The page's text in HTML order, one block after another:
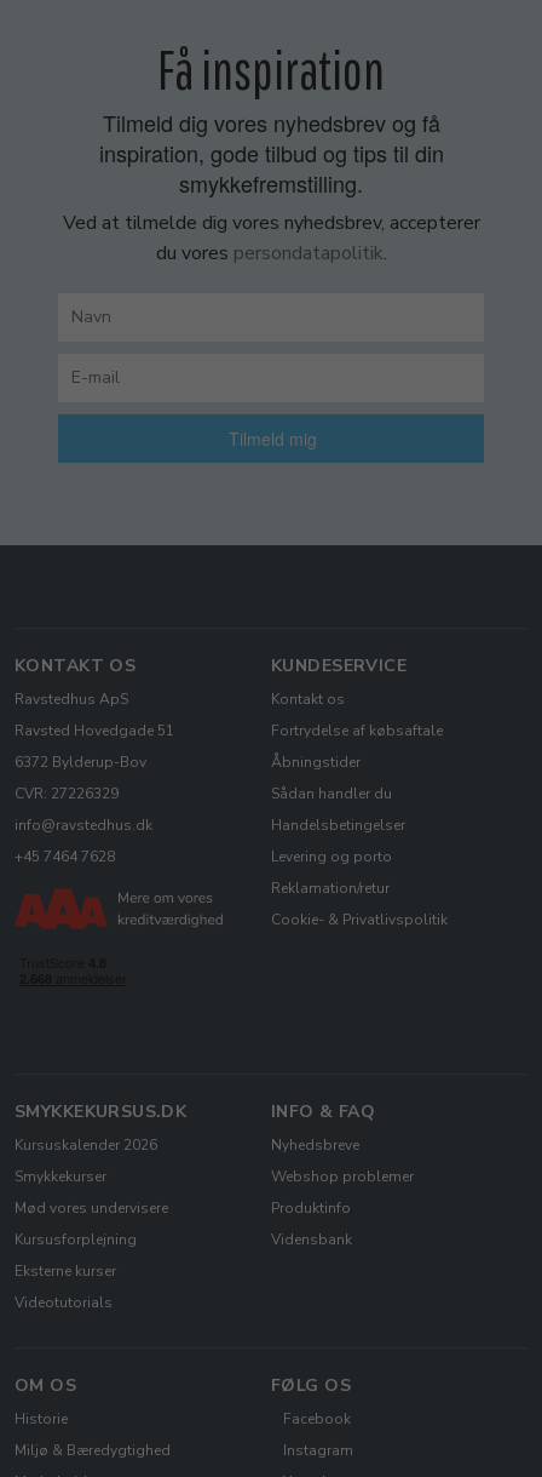
Få inspiration
Tilmeld dig vores nyhedsbrev og få
inspiration, gode tilbud og tips til din
smykkefremstilling.
Ved at tilmelde dig vores nyhedsbrev, accepterer
du vores persondatapolitik.
Tilmeld mig
KONTAKT OS
Ravstedhus ApS
Ravsted Hovedgade 51
6372 Bylderup-Bov
CVR: 27226329
info@ravstedhus.dk
+45 7464 7628
KUNDESERVICE
Kontakt os
Fortrydelse af købsaftale
Åbningstider
Sådan handler du
Handelsbetingelser
Levering og porto
Reklamation/retur
Cookie- & Privatlivspolitik
SMYKKEKURSUS.DK
Kursuskalender 2026
Smykkekurser
Mød vores undervisere
Kursusforplejning
Eksterne kurser
Videotutorials
INFO & FAQ
Nyhedsbreve
Webshop problemer
Produktinfo
Vidensbank
OM OS
Historie
Miljø & Bæredygtighed
FØLG OS
Facebook
Instagram